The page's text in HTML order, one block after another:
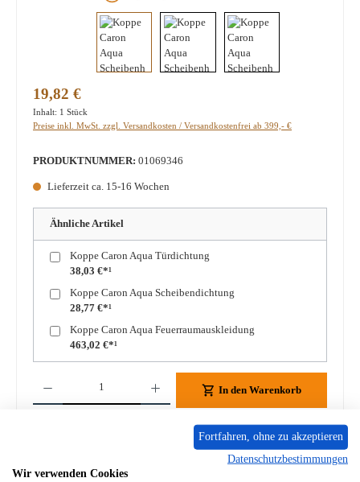
Regulärer Preis:
19,82 €
Inhalt: 1 Stück
Preise inkl. MwSt. zzgl. Versandkosten / Versandkostenfrei ab 399,- €
PRODUKTNUMMER: 01069346
Lieferzeit ca. 15-16 Wochen
Ähnliche Artikel
Koppe Caron Aqua Türdichtung
38,03 €*¹
Koppe Caron Aqua Scheibendichtung
28,77 €*¹
Koppe Caron Aqua Feuerraumauskleidung
463,02 €*¹
In den Warenkorb
Fortfahren, ohne zu akzeptieren
Datenschutzbestimmungen
Wir verwenden Cookies